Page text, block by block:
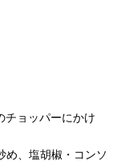
チョッパーにかけ
、塩胡椒・コンソ